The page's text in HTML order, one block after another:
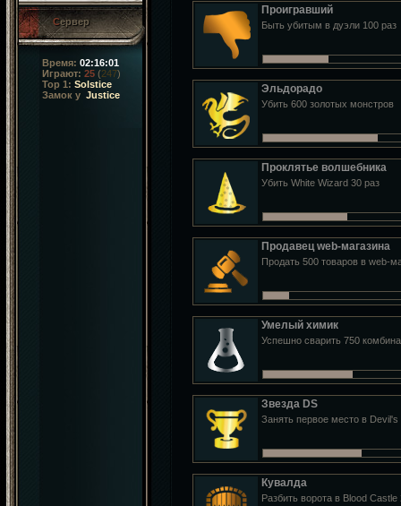
Сервер
Время: 02:16:02
Играют: 25 (247)
Top 1: Solstice
Замок у Justice
Проигравший
Быть убитым в дуэли 100 раз
Эльдорадо
Убить 600 золотых монстров
Проклятье волшебника
Убить White Wizard 30 раз
Продавец web-магазина
Продать 500 товаров в web-
Умелый химик
Успешно сварить 750
Звезда DS
Занять первое место в Devil's
Кувалда
Разбить ворота в Blood Castle